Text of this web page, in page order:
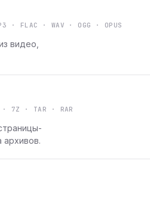
· FLAC · WAV · OGG · OPUS
видео,
7Z · TAR · RAR
архивов.